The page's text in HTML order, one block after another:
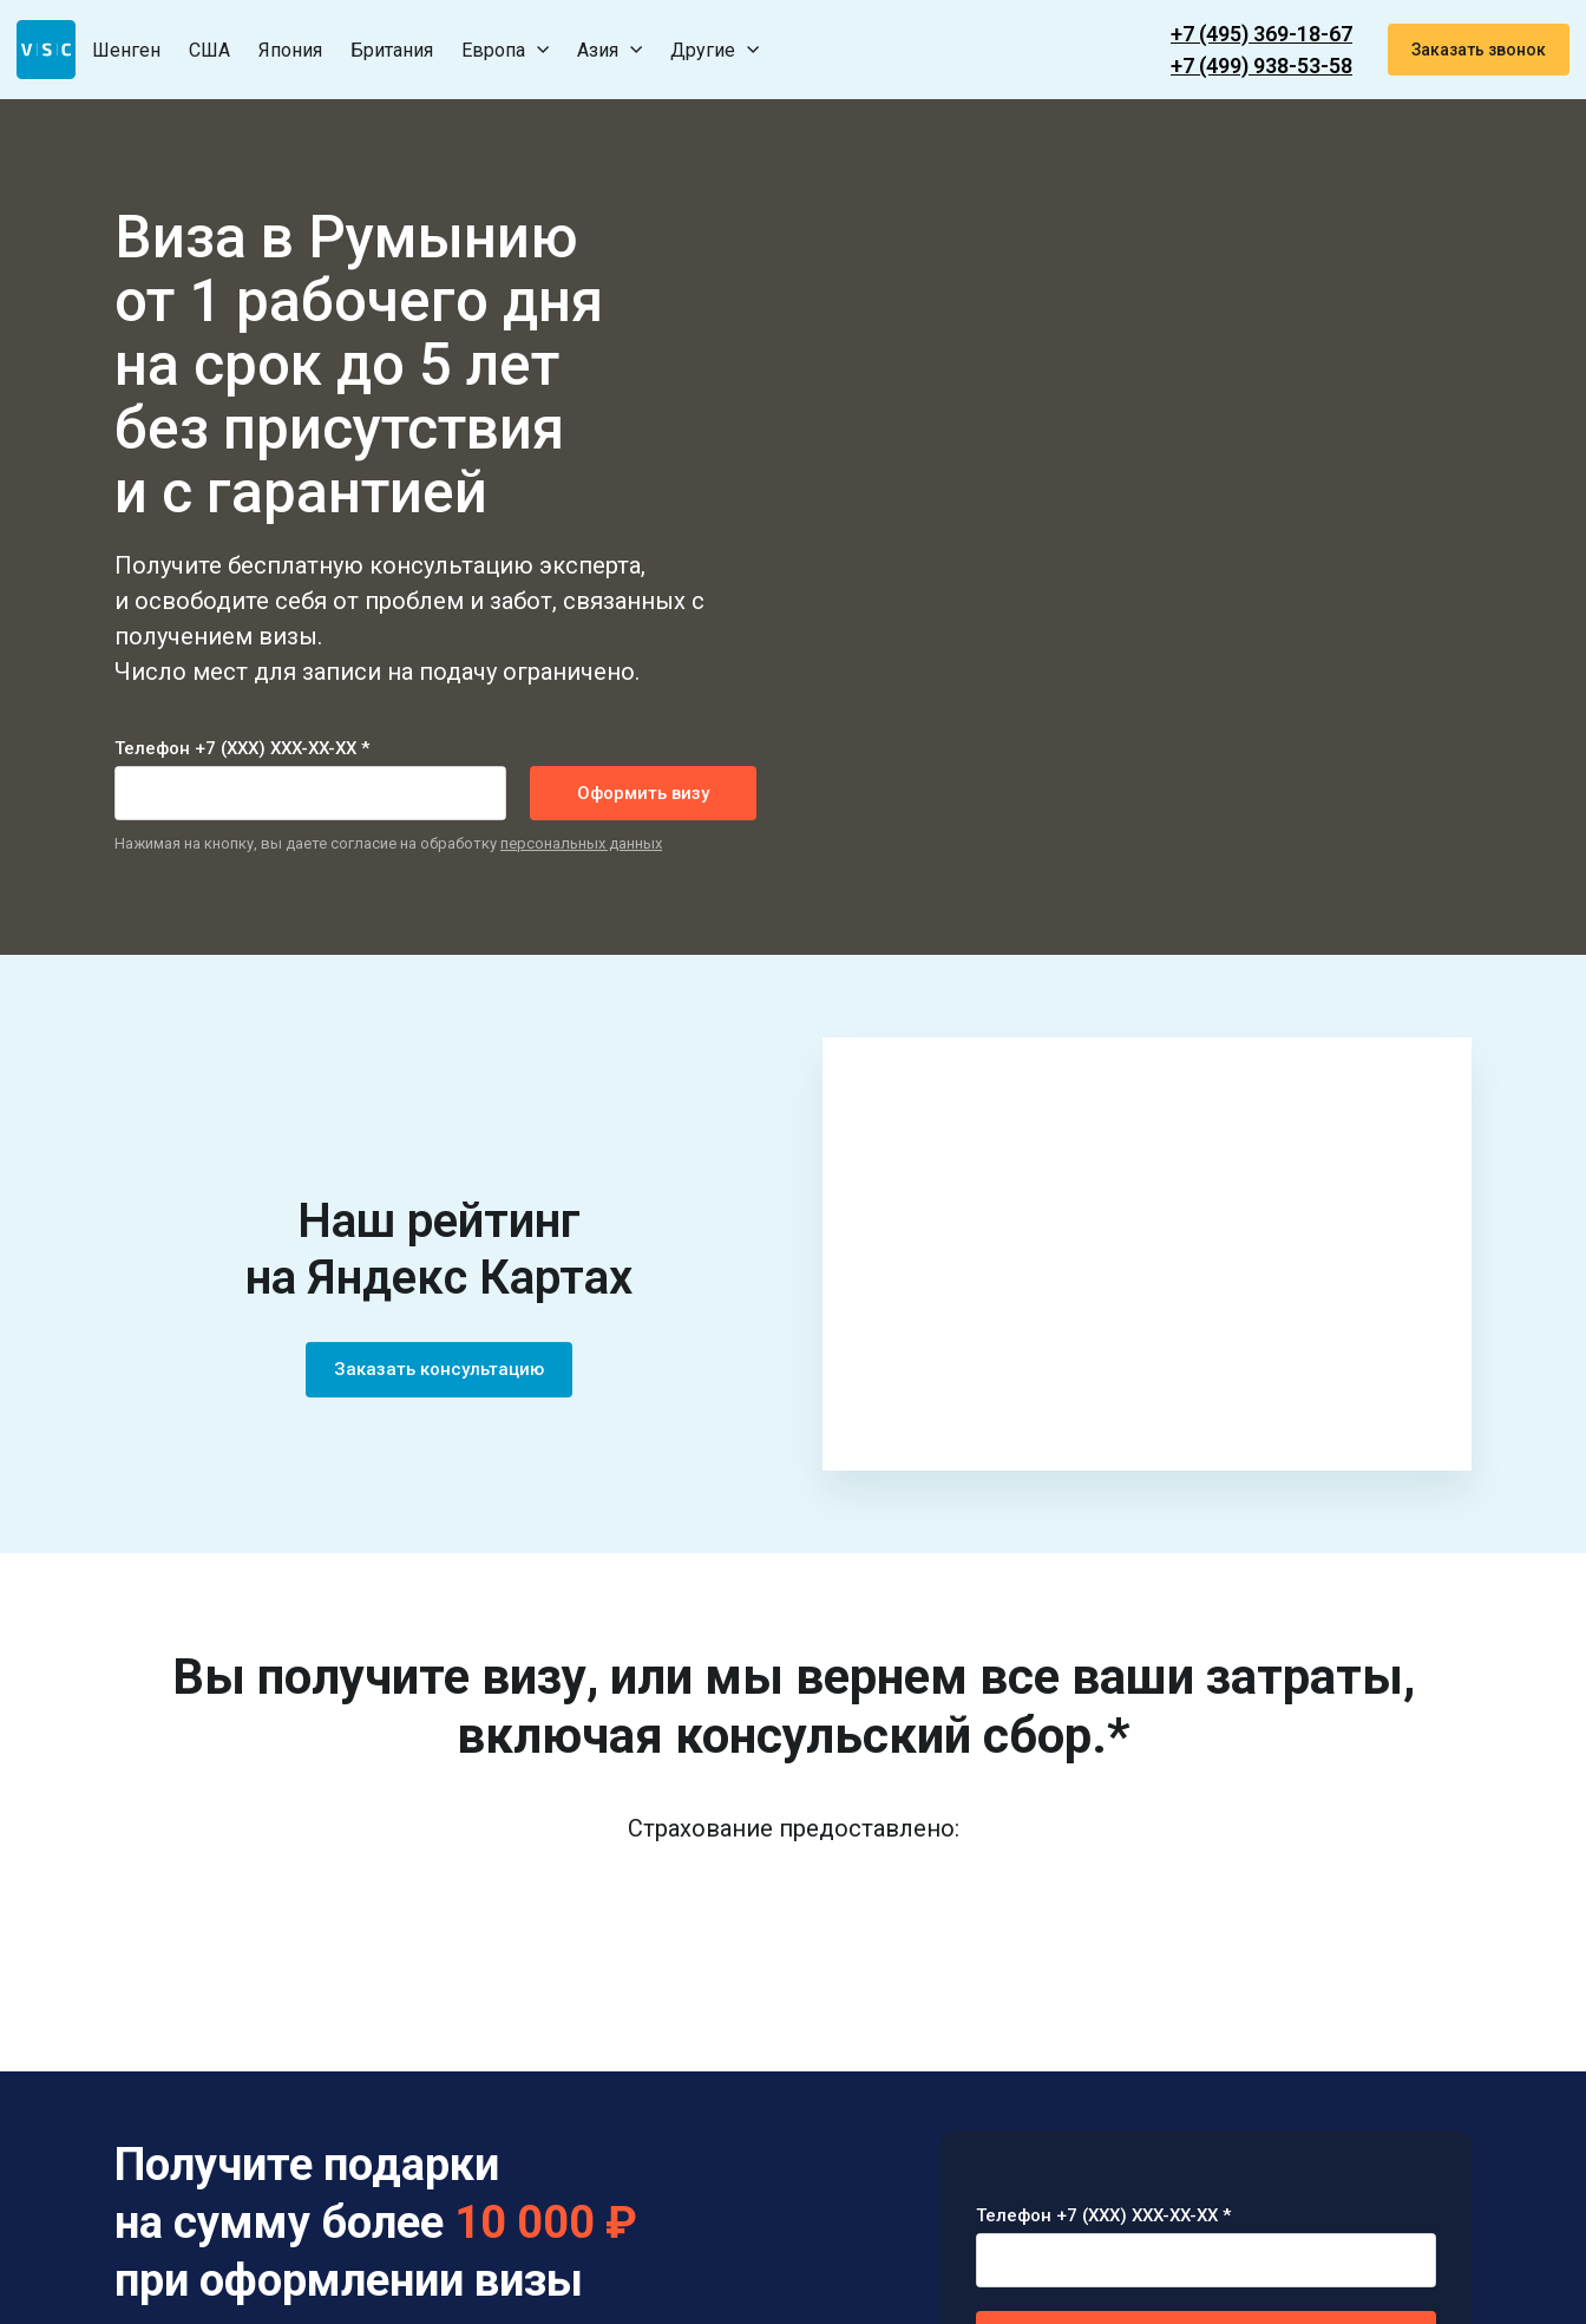
Шенген США Япония Британия Европа Азия Другие
+7 (495) 369-18-67
+7 (499) 938-53-58
Заказать звонок
Виза в Румынию
от 1 рабочего дня
на срок до 5 лет
без присутствия
и с гарантией
Получите бесплатную консультацию эксперта,
и освободите себя от проблем и забот, связанных с
получением визы.
Число мест для записи на подачу ограничено.
Телефон +7 (XXX) XXX-XX-XX *
Оформить визу
Нажимая на кнопку, вы даете согласие на обработку персональных данных
Наш рейтинг
на Яндекс Картах
Заказать консультацию
Вы получите визу, или мы вернем все ваши затраты,
включая консульский сбор.*
Страхование предоставлено:
Получите подарки
на сумму более 10 000 ₽
при оформлении визы
Телефон +7 (XXX) XXX-XX-XX *